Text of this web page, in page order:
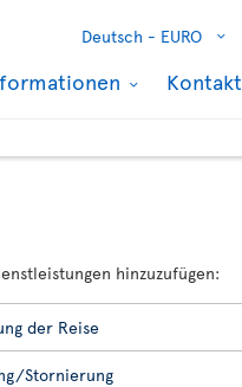
Deutsch - EURO
Kontakt
hinzuzufügen:
der Reise
Stornierung